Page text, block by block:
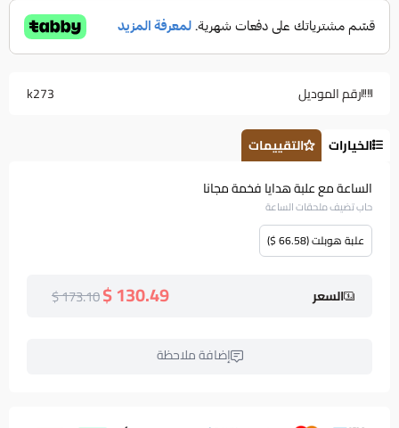
رقم الموديل k273
الخيارات
التقييمات
الساعة مع علبة هدايا فخمة مجانا
حاب تضيف ملحقات الساعة
علبة هوبلت (66.58 $)
السعر 130.49 $
173.10 $
إضافة ملاحظة